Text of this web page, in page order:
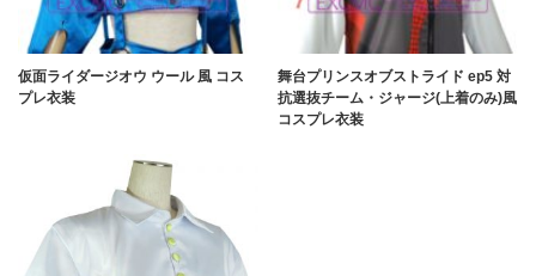
仮面ライダージオウ ウール 風 コス
プレ衣装
舞台プリンスオブストライド ep5 対
抗選抜チーム・ジャージ(上着のみ)風
コスプレ衣装